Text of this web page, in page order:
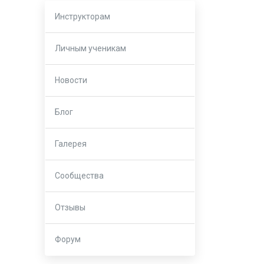
Инструкторам
Личным ученикам
Новости
Блог
Галерея
Сообщества
Отзывы
Форум